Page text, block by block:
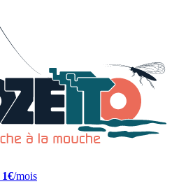
1€/mois